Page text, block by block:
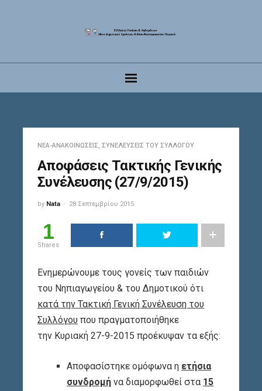
ΝΈΑ-ΑΝΑΚΟΙΝΏΣΕΙΣ, ΣΥΝΕΛΕΎΣΕΙΣ ΤΟΥ ΣΥΛΛΌΓΟΥ
Αποφάσεις Τακτικής Γενικής
Συνέλευσης (27/9/2015)
by Nata 28 Σεπτεμβρίου 2015
1
Shares
Ενημερώνουμε τους γονείς των παιδιών
του Νηπιαγωγείου & του Δημοτικού ότι
κατά την Τακτική Γενική Συνέλευση του
Συλλόγου που πραγματοποιήθηκε
την Κυριακή 27-9-2015 προέκυψαν τα εξής:
Αποφασίστηκε ομόφωνα η ετήσια
συνδρομή να διαμορφωθεί στα 15